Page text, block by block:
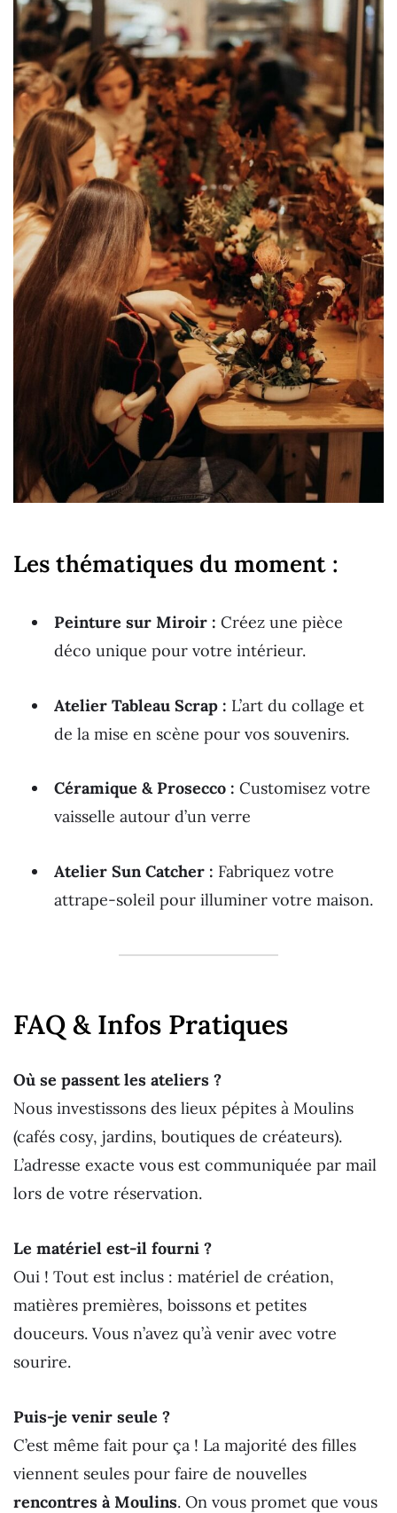
Les thématiques du moment :
Peinture sur Miroir : Créez une pièce
déco unique pour votre intérieur.
Atelier Tableau Scrap : L’art du collage et
de la mise en scène pour vos souvenirs.
Céramique & Prosecco : Customisez votre
vaisselle autour d’un verre
Atelier Sun Catcher : Fabriquez votre
attrape-soleil pour illuminer votre maison.
FAQ & Infos Pratiques
Où se passent les ateliers ?
Nous investissons des lieux pépites à Moulins
(cafés cosy, jardins, boutiques de créateurs).
L’adresse exacte vous est communiquée par mail
lors de votre réservation.
Le matériel est-il fourni ?
Oui ! Tout est inclus : matériel de création,
matières premières, boissons et petites
douceurs. Vous n’avez qu’à venir avec votre
sourire.
Puis-je venir seule ?
C’est même fait pour ça ! La majorité des filles
viennent seules pour faire de nouvelles
rencontres à Moulins. On vous promet que vous